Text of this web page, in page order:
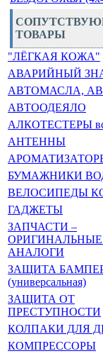
ТОВАРЫ
"ЛЁГКАЯ КОЖА"
АВАРИЙНЫЙ
АВТОМАСЛА,
АВТООДЕЯЛО
АЛКОТЕСТЕРЫ
АНТЕННЫ
БУМАЖНИКИ
ВЕЛОСИПЕДЫ
ГАДЖЕТЫ
ЗАПЧАСТИ –
АНАЛОГИ
ЗАЩИТА
(универсальная)
ЗАЩИТА ОТ
ПРЕСТУПНОСТИ
КОЛПАКИ ДЛЯ
КОМПРЕССОРЫ